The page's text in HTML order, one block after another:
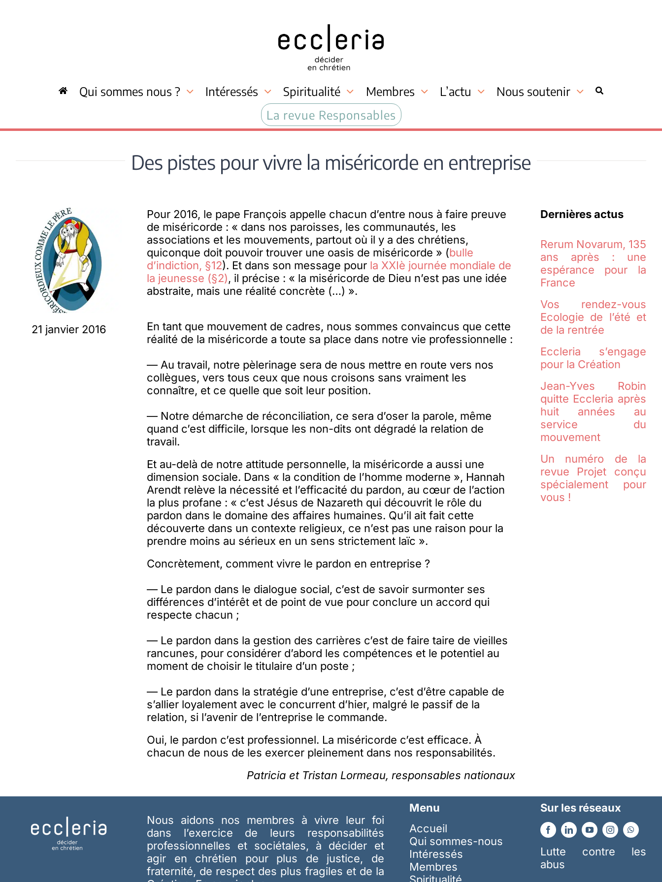
Qui sommes nous ? Intéressés Spiritualité Membres L’actu
Nous soutenir
La revue Responsables
Des pistes pour vivre la miséricorde en entreprise
21 janvier 2016
Pour 2016, le pape François appelle chacun d’entre nous à faire preuve
de miséricorde : « dans nos paroisses, les communautés, les
associations et les mouvements, partout où il y a des chrétiens,
quiconque doit pouvoir trouver une oasis de miséricorde » (bulle
d’indiction, §12). Et dans son message pour la XXIè journée mondiale de
la jeunesse (§2), il précise : « la miséricorde de Dieu n’est pas une idée
abstraite, mais une réalité concrète (…) ».
En tant que mouvement de cadres, nous sommes convaincus que cette
réalité de la miséricorde a toute sa place dans notre vie professionnelle :
— Au travail, notre pèlerinage sera de nous mettre en route vers nos
collègues, vers tous ceux que nous croisons sans vraiment les
connaître, et ce quelle que soit leur position.
— Notre démarche de réconciliation, ce sera d’oser la parole, même
quand c’est difficile, lorsque les non-dits ont dégradé la relation de
travail.
Et au-delà de notre attitude personnelle, la miséricorde a aussi une
dimension sociale. Dans « la condition de l’homme moderne », Hannah
Arendt relève la nécessité et l’efficacité du pardon, au cœur de l’action
la plus profane : « c’est Jésus de Nazareth qui découvrit le rôle du
pardon dans le domaine des affaires humaines. Qu’il ait fait cette
découverte dans un contexte religieux, ce n’est pas une raison pour la
prendre moins au sérieux en un sens strictement laïc ».
Concrètement, comment vivre le pardon en entreprise ?
— Le pardon dans le dialogue social, c’est de savoir surmonter ses
différences d’intérêt et de point de vue pour conclure un accord qui
respecte chacun ;
— Le pardon dans la gestion des carrières c’est de faire taire de vieilles
rancunes, pour considérer d’abord les compétences et le potentiel au
moment de choisir le titulaire d’un poste ;
— Le pardon dans la stratégie d’une entreprise, c’est d’être capable de
s’allier loyalement avec le concurrent d’hier, malgré le passif de la
relation, si l’avenir de l’entreprise le commande.
Oui, le pardon c’est professionnel. La miséricorde c’est efficace. À
chacun de nous de les exercer pleinement dans nos responsabilités.
Patricia et Tristan Lormeau, responsables nationaux
Dernières actus
Rerum Novarum, 135
ans après : une
espérance pour la
France
Vos rendez-vous
Ecologie de l’été et
de la rentrée
Eccleria s’engage
pour la Création
Jean-Yves Robin
quitte Eccleria après
huit années au
service du
mouvement
Un numéro de la
revue Projet conçu
spécialement pour
vous !
Nous aidons nos membres à vivre leur foi
dans l’exercice de leurs responsabilités
professionnelles et sociétales, à décider et
agir en chrétien pour plus de justice, de
fraternité, de respect des plus fragiles et de la
Menu
Accueil
Qui sommes-nous
Intéressés
Membres
Sur les réseaux
Lutte contre les
abus